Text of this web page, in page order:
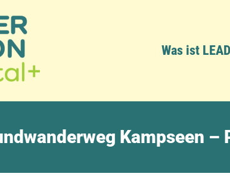
Was ist
Kampseen –